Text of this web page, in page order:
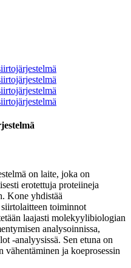
on laite, joka on
erotettuja proteiineja
Kone yhdistää
toiminnot
laajasti molekyylibiologian
analysoinnissa,
-analyysissä. Sen etuna on
vähentäminen ja koeprosessin